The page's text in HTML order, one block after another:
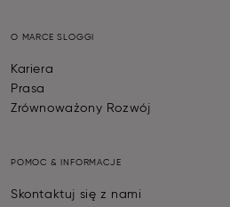
O MARCE SLOGGI
Kariera
Prasa
Zrównoważony Rozwój
POMOC & INFORMACJE
Skontaktuj się z nami